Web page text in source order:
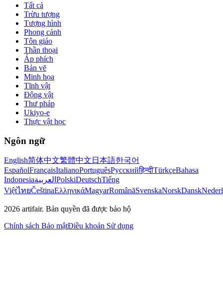
Tất cả
Trừu tượng
Tượng hình
Phong cảnh
Tôn giáo
Thần thoại
Áp phích
Bản vẽ
Minh họa
Tĩnh vật
Động vật
Thư pháp
Ukiyo-e
Thực vật học
Ngôn ngữ
English简体中文繁體中文 日本語한국어
EspañolFrançaisItalianoPortuguêsРусскийहिन्दीTürkçeBahasa
Indonesiaالعربية PolskiDeutschTiếng
ViệtไทยČeštinaΕλληνικάMagyarRomânăSvenskaNorskDansk
2026 artifair. Bản quyền đã được bảo hộ
Chính sách Bảo mậtĐiều khoản Sử dụng